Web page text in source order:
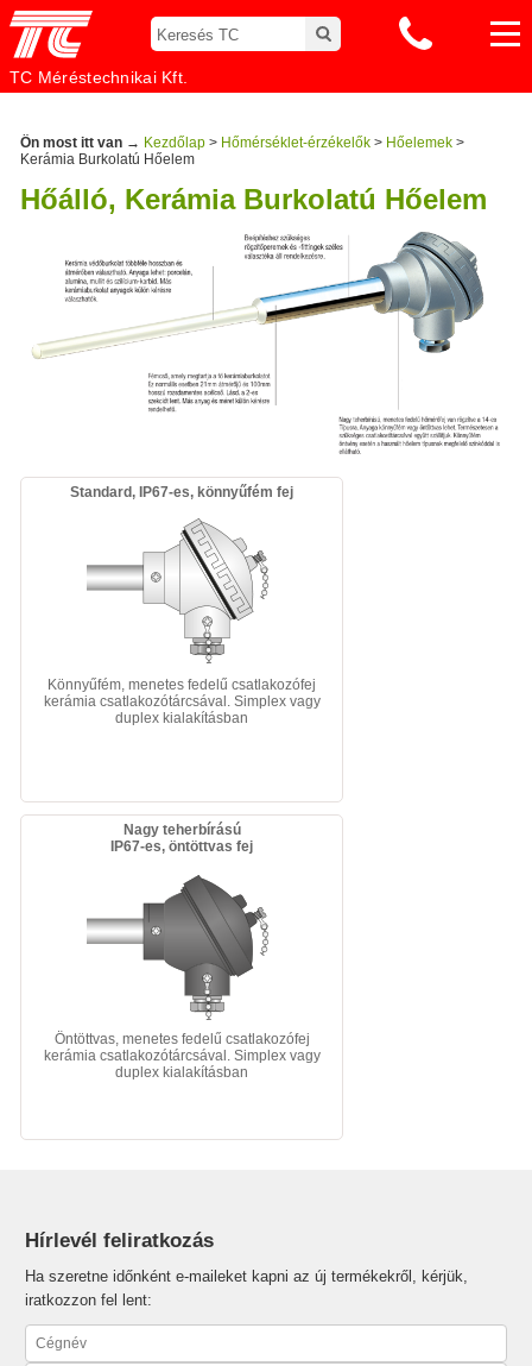
TC Méréstechnikai Kft.
Ön most itt van → Kezdőlap > Hőmérséklet-érzékelők > Hőelemek >
Kerámia Burkolatú Hőelem
Hőálló, Kerámia Burkolatú Hőelem
Standard, IP67-es, könnyűfém fej
Könnyűfém, menetes fedelű csatlakozófej
kerámia csatlakozótárcsával. Simplex vagy
duplex kialakításban
Nagy teherbírású
IP67-es, öntöttvas fej
Öntöttvas, menetes fedelű csatlakozófej
kerámia csatlakozótárcsával. Simplex vagy
duplex kialakításban
Hírlevél feliratkozás
Ha szeretne időnként e-maileket kapni az új termékekről, kérjük,
iratkozzon fel lent: